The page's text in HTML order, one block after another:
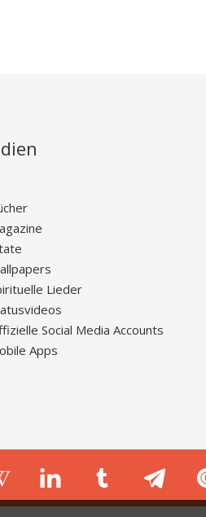
Lieder
Social Media Accounts
Apps